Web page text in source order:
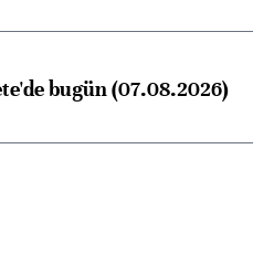
bugün (07.08.2026)